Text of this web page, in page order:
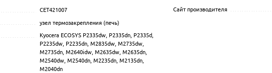
CET421007
узел термозакрепления (печь)
Kyocera ECOSYS P2335dw, P2335dn, P2335d,
P2235dw, P2235dn, M2835dw, M2735dw,
M2735dn, M2640idw, M2635dw, M2635dn,
M2540dw, M2540dn, M2235dn, M2135dn,
M2040dn
Сайт производителя